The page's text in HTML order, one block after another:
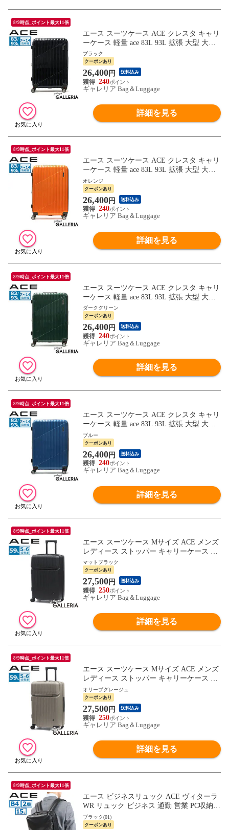
8/9時点_ポイント最大11倍
エース スーツケース ACE クレスタ キャリ
ーケース 軽量 ace 83L 93L 拡張 大型 大容
量 双輪 4輪 TSロック Lサイズ ファスナー
旅行 出張 ポリカーボネート メンズ レディ
ース 06318
ブラック
クーポンあり
26,400円 送料込み
240
ギャレリア Bag＆Luggage
詳細を見る
8/9時点_ポイント最大11倍
エース スーツケース ACE クレスタ キャリ
ーケース 軽量 ace 83L 93L 拡張 大型 大容
量 双輪 4輪 TSロック Lサイズ ファスナー
旅行 出張 ポリカーボネート メンズ レディ
ース 06318
オレンジ
クーポンあり
26,400円 送料込み
240
ギャレリア Bag＆Luggage
詳細を見る
8/9時点_ポイント最大11倍
エース スーツケース ACE クレスタ キャリ
ーケース 軽量 ace 83L 93L 拡張 大型 大容
量 双輪 4輪 TSロック Lサイズ ファスナー
旅行 出張 ポリカーボネート メンズ レディ
ース 06318
ダークグリーン
クーポンあり
26,400円 送料込み
240
ギャレリア Bag＆Luggage
詳細を見る
8/9時点_ポイント最大11倍
エース スーツケース ACE クレスタ キャリ
ーケース 軽量 ace 83L 93L 拡張 大型 大容
量 双輪 4輪 TSロック Lサイズ ファスナー
旅行 出張 ポリカーボネート メンズ レディ
ース 06318
ブルー
クーポンあり
26,400円 送料込み
240
ギャレリア Bag＆Luggage
詳細を見る
8/9時点_ポイント最大11倍
エース スーツケース Mサイズ ACE メンズ
レディース ストッパー キャリーケース 中
型 旅行 5泊 6泊 フロントポケット TSAロ
ック 双輪 ダブルキャスター シンプル 修学
旅行 出張 PC収納 59L タッシェ 06537
マットブラック
クーポンあり
27,500円 送料込み
250
ギャレリア Bag＆Luggage
詳細を見る
8/9時点_ポイント最大11倍
エース スーツケース Mサイズ ACE メンズ
レディース ストッパー キャリーケース 中
型 旅行 5泊 6泊 フロントポケット TSAロ
ック 双輪 ダブルキャスター シンプル 修学
旅行 出張 PC収納 59L タッシェ 06537
オリーブグレージュ
クーポンあり
27,500円 送料込み
250
ギャレリア Bag＆Luggage
詳細を見る
8/9時点_ポイント最大11倍
エース ビジネスリュック ACE ヴィターラ
WR リュック ビジネス 通勤 営業 PC収納 2
層 B4 A4 Mサイズ 15L 耐水 軽量 スリム 黒
メンズ 61141
ブラック(01)
クーポンあり